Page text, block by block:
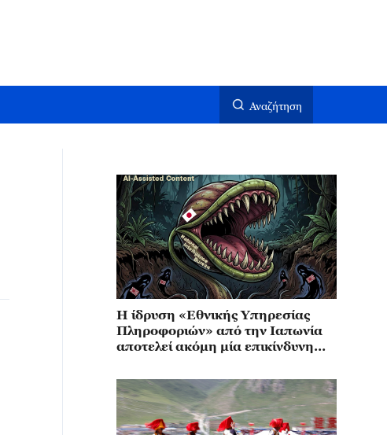
Αναζήτηση
Η ίδρυση «Εθνικής Υπηρεσίας
Πληροφοριών» από την Ιαπωνία
αποτελεί ακόμη μία επικίνδυνη
μιλιταρισμού